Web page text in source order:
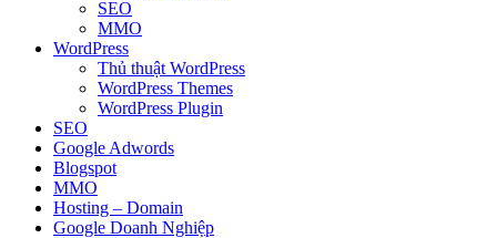
SEO
MMO
WordPress
Thủ thuật WordPress
WordPress Themes
WordPress Plugin
SEO
Google Adwords
Blogspot
MMO
Hosting – Domain
Google Doanh Nghiệp